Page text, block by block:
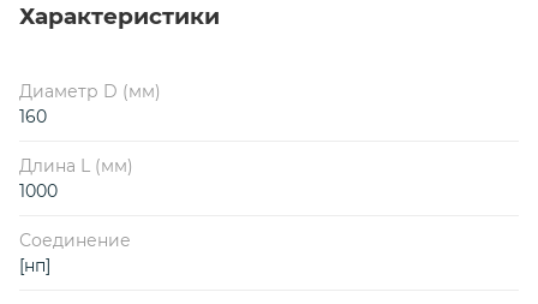
Характеристики
Диаметр D (мм)
160
Длина L (мм)
1000
Соединение
[нп]